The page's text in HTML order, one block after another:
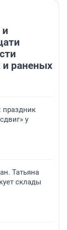
раненых
праздник
у
Татьяна
склады